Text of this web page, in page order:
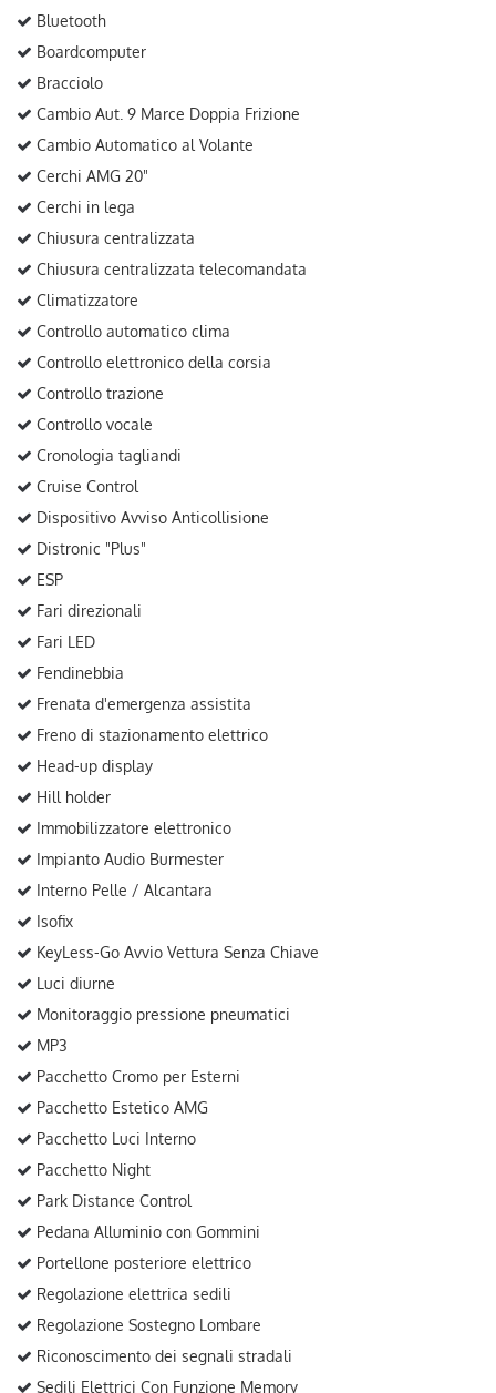
Bluetooth
Boardcomputer
Bracciolo
Cambio Aut. 9 Marce Doppia Frizione
Cambio Automatico al Volante
Cerchi AMG 20"
Cerchi in lega
Chiusura centralizzata
Chiusura centralizzata telecomandata
Climatizzatore
Controllo automatico clima
Controllo elettronico della corsia
Controllo trazione
Controllo vocale
Cronologia tagliandi
Cruise Control
Dispositivo Avviso Anticollisione
Distronic "Plus"
ESP
Fari direzionali
Fari LED
Fendinebbia
Frenata d'emergenza assistita
Freno di stazionamento elettrico
Head-up display
Hill holder
Immobilizzatore elettronico
Impianto Audio Burmester
Interno Pelle / Alcantara
Isofix
KeyLess-Go Avvio Vettura Senza Chiave
Luci diurne
Monitoraggio pressione pneumatici
MP3
Pacchetto Cromo per Esterni
Pacchetto Estetico AMG
Pacchetto Luci Interno
Pacchetto Night
Park Distance Control
Pedana Alluminio con Gommini
Portellone posteriore elettrico
Regolazione elettrica sedili
Regolazione Sostegno Lombare
Riconoscimento dei segnali stradali
Sedili Elettrici Con Funzione Memory